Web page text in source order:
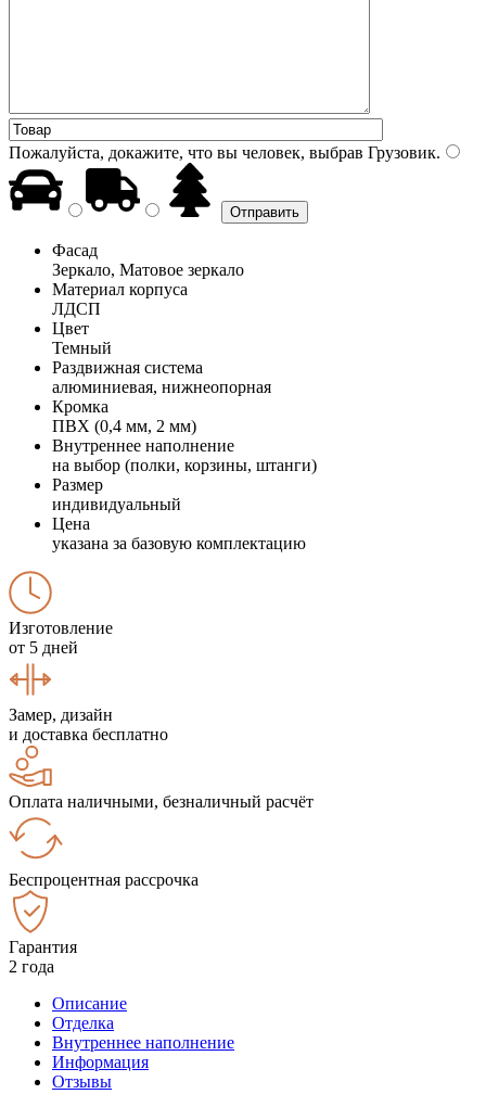
Пожалуйста, докажите, что вы человек, выбрав Грузовик.
Фасад
Зеркало, Матовое зеркало
Материал корпуса
ЛДСП
Цвет
Темный
Раздвижная система
алюминиевая, нижнеопорная
Кромка
ПВХ (0,4 мм, 2 мм)
Внутреннее наполнение
на выбор (полки, корзины, штанги)
Размер
индивидуальный
Цена
указана за базовую комплектацию
Изготовление
от 5 дней
Замер, дизайн
и доставка бесплатно
Оплата наличными, безналичный расчёт
Беспроцентная рассрочка
Гарантия
2 года
Описание
Отделка
Внутреннее наполнение
Информация
Отзывы